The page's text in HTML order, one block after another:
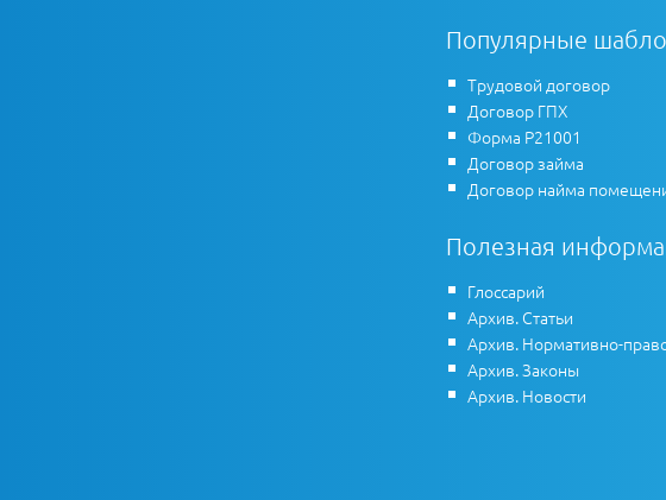
Популярные
Трудовой договор
Договор ГПХ
Форма Р21001
Договор займа
Договор найма
Полезная
Глоссарий
Архив. Статьи
Архив. Нормативно-
Архив. Законы
Архив. Новости